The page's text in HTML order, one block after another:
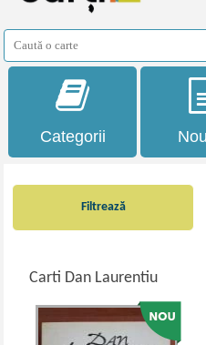
Categorii
Filtrează
Carti Dan Laurentiu